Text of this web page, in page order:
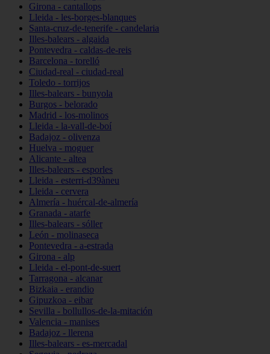
Girona - cantallops
Lleida - les-borges-blanques
Santa-cruz-de-tenerife - candelaria
Illes-balears - algaida
Pontevedra - caldas-de-reis
Barcelona - torelló
Ciudad-real - ciudad-real
Toledo - torrijos
Illes-balears - bunyola
Burgos - belorado
Madrid - los-molinos
Lleida - la-vall-de-boí
Badajoz - olivenza
Huelva - moguer
Alicante - altea
Illes-balears - esporles
Lleida - esterri-d39àneu
Lleida - cervera
Almería - huércal-de-almería
Granada - atarfe
Illes-balears - sóller
León - molinaseca
Pontevedra - a-estrada
Girona - alp
Lleida - el-pont-de-suert
Tarragona - alcanar
Bizkaia - erandio
Gipuzkoa - eibar
Sevilla - bollullos-de-la-mitación
Valencia - manises
Badajoz - llerena
Illes-balears - es-mercadal